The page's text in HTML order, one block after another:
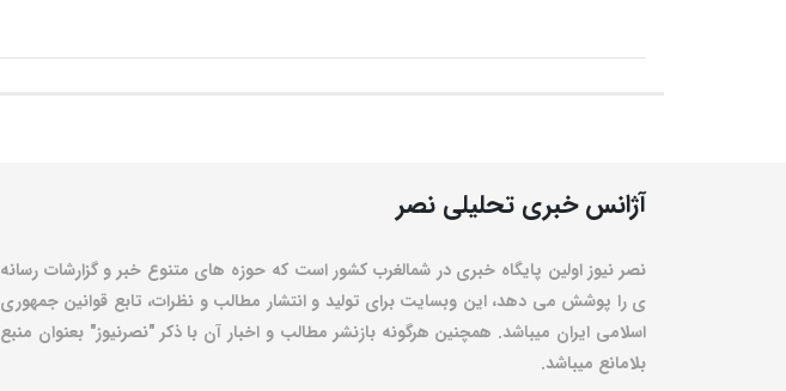
آژانس خبری تحلیلی نصر
نصر نیوز اولین پایگاه خبری در شمالغرب کشور است که حوزه های متنوع خبر و گزارشات رسانه
ی را پوشش می دهد، این وبسایت برای تولید و انتشار مطالب و نظرات، تابع قوانین جمهوری
اسلامی ایران میباشد. همچنین هرگونه بازنشر مطالب و اخبار آن با ذکر "نصرنیوز" بعنوان منبع
بلامانع میباشد.